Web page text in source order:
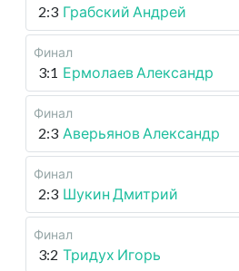
2:3 Грабский Андрей
Финал
3:1 Ермолаев Александр
Финал
2:3 Аверьянов Александр
Финал
2:3 Шукин Дмитрий
Финал
3:2 Тридух Игорь